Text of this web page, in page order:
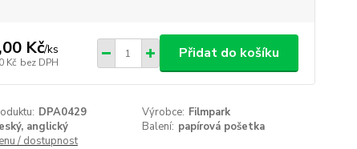
Kč/ks
Kč bez DPH
Přidat do košíku
DPA0429 Výrobce: Filmpark
anglický Balení: papírová pošetka
/ dostupnost